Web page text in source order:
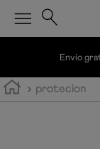
Envío
protecion